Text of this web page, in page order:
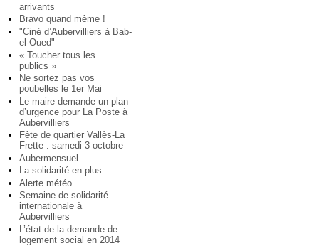
arrivants
Bravo quand même !
"Ciné d’Aubervilliers à Bab-
el-Oued"
« Toucher tous les
publics »
Ne sortez pas vos
poubelles le 1er Mai
Le maire demande un plan
d’urgence pour La Poste à
Aubervilliers
Fête de quartier Vallès-La
Frette : samedi 3 octobre
Aubermensuel
La solidarité en plus
Alerte météo
Semaine de solidarité
internationale à
Aubervilliers
L’état de la demande de
logement social en 2014